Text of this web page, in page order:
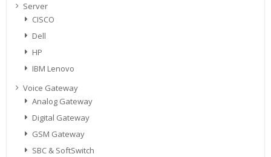
Server
CISCO
Dell
HP
IBM Lenovo
Voice Gateway
Analog Gateway
Digital Gateway
GSM Gateway
SBC & SoftSwitch